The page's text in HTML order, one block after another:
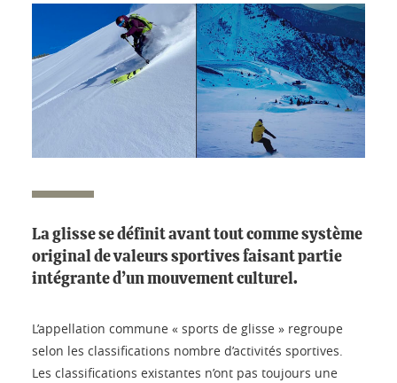
La glisse se définit avant tout comme système
original de valeurs sportives faisant partie
intégrante d’un mouvement culturel.
L’appellation commune « sports de glisse » regroupe
selon les classifications nombre d’activités sportives.
Les classifications existantes n’ont pas toujours une